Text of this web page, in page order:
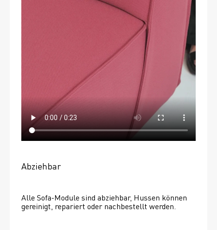
Abziehbar
Alle Sofa-Module sind abziehbar, Hussen können
gereinigt, repariert oder nachbestellt werden.